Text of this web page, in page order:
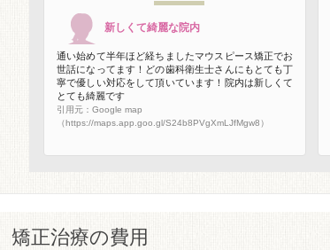
新しくて綺麗な院内
通い始めて半年ほど経ちましたマウスピース矯正でお
世話になってます！どの歯科衛生士さんにもとても丁
寧で優しい対応をして頂いています！院内は新しくて
とても綺麗です
引用元：Google map
（https://maps.app.goo.gl/S24b8PVgXmLJfMgw8）
矯正治療の費用